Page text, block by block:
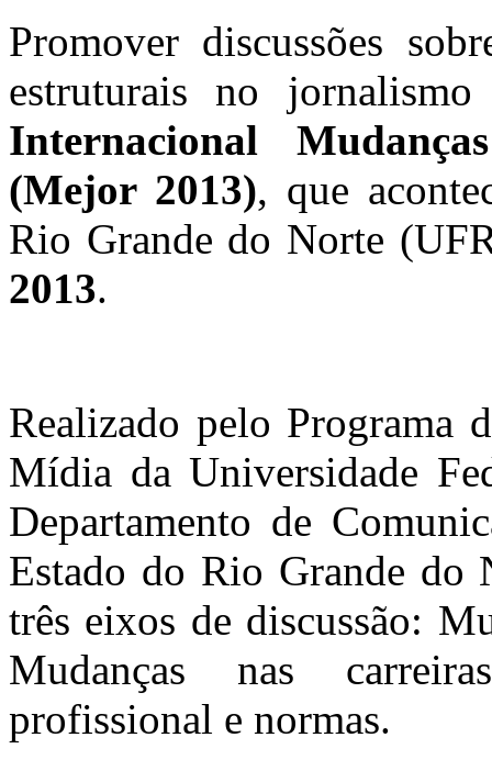
Promover discussões
estruturais no
Internacional
(Mejor 2013), que
Rio Grande do Norte
2013.
Realizado pelo Programa
Mídia da Universidade
Departamento de
Estado do Rio Grande do
três eixos de discussão:
Mudanças nas
profissional e normas.